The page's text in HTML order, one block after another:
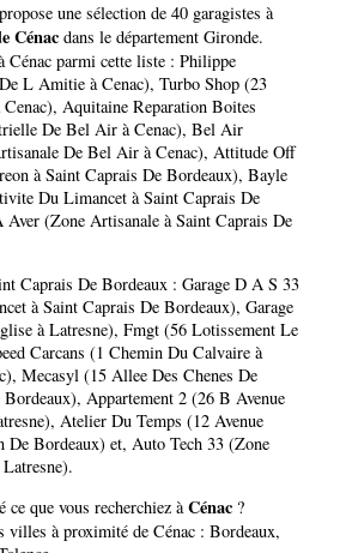
une sélection de 40 garagistes à
Cénac dans le département Gironde.
Cénac parmi cette liste : Philippe
L Amitie à Cenac), Turbo Shop (23
, Aquitaine Reparation Boites
De Bel Air à Cenac), Bel Air
De Bel Air à Cenac), Attitude Off
à Saint Caprais De Bordeaux), Bayle
Du Limancet à Saint Caprais De
Aver (Zone Artisanale à Saint Caprais De
Caprais De Bordeaux : Garage D A S 33
à Saint Caprais De Bordeaux), Garage
à Latresne), Fmgt (56 Lotissement Le
Carcans (1 Chemin Du Calvaire à
, Mecasyl (15 Allee Des Chenes De
, Appartement 2 (26 B Avenue
, Atelier Du Temps (12 Avenue
De Bordeaux) et, Auto Tech 33 (Zone
.
ce que vous recherchiez àCénac ?
villes à proximité de Cénac : Bordeaux,